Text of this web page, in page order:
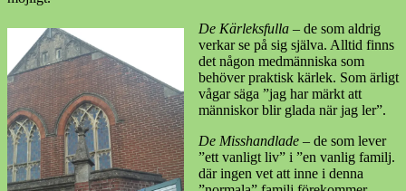
De Kärleksfulla – de som aldrig
verkar se på sig själva. Alltid finns
det någon medmänniska som
behöver praktisk kärlek. Som ärligt
vågar säga ”jag har märkt att
människor blir glada när jag ler”.
De Misshandlade – de som lever
”ett vanligt liv” i ”en vanlig familj.
där ingen vet att inne i denna